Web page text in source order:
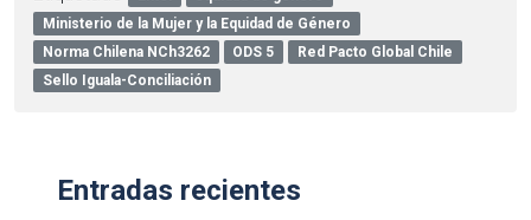
Ministerio de la Mujer y la Equidad de Género
Norma Chilena NCh3262
ODS 5
Red Pacto Global Chile
Sello Iguala-Conciliación
Entradas recientes